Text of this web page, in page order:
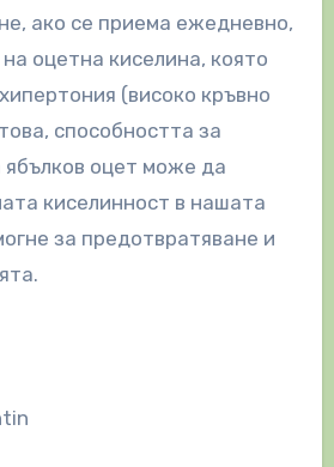
ако се приема ежедневно,
оцетна киселина, която
(високо кръвно
способността за
ябълков оцет може да
киселинност в нашата
за предотвратяване и